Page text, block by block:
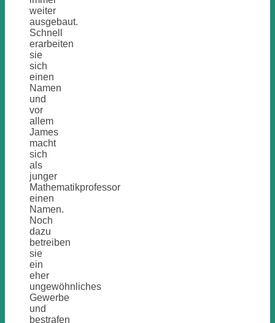
weiter
ausgebaut.
Schnell
erarbeiten
sie
sich
einen
Namen
und
vor
allem
James
macht
sich
als
junger
Mathematikprofessor
einen
Namen.
Noch
dazu
betreiben
sie
ein
eher
ungewöhnliches
Gewerbe
und
bestrafen